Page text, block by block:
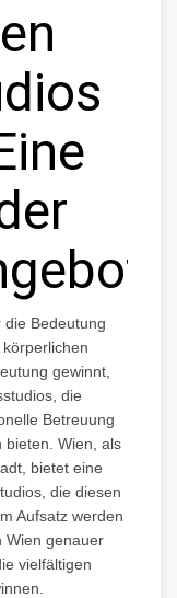
Bedeutung
gewinnt,
die
Betreuung
bieten. Wien, als
bietet eine
die diesen
Aufsatz werden
Wien genauer
vielfältigen